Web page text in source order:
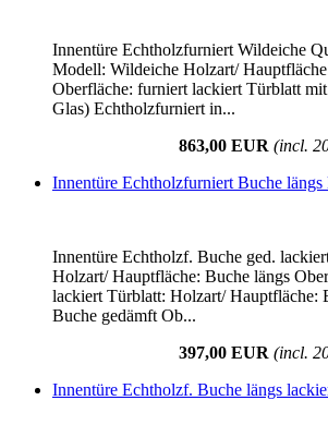
Innentüre Echtholzfurniert Wildeiche
Modell: Wildeiche Holzart/
Oberfläche: furniert lackiert Türblatt
Glas) Echtholzfurniert in...
863,00 EUR (incl.
Innentüre Echtholzfurniert Buche längs
Innentüre Echtholzf. Buche ged.
Holzart/ Hauptfläche: Buche längs
lackiert Türblatt: Holzart/ Hauptfläche:
Buche gedämft Ob...
397,00 EUR (incl.
Innentüre Echtholzf. Buche längs